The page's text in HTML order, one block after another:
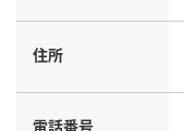
住所
電話番号